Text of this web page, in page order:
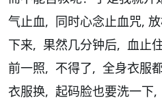
气止血, 同时心念止血咒,
下来, 果然几分钟后, 血止
前一照, 不得了, 全身衣服
衣服换, 起码脸也要洗一下